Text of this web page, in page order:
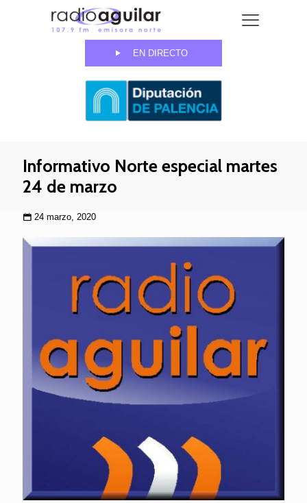
EN DIRECTO
Informativo Norte especial martes
24 de marzo
24 marzo, 2020